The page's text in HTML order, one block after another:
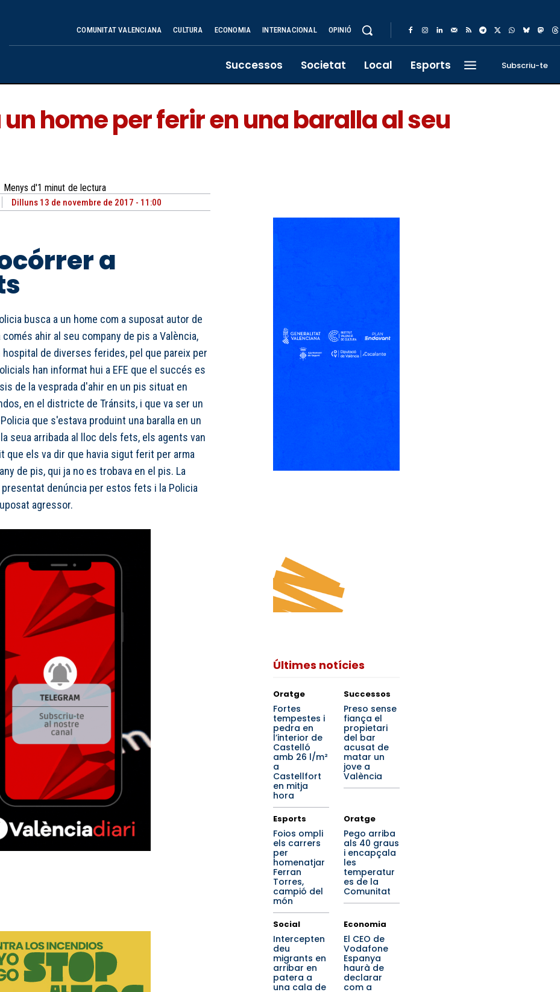
COMUNITAT VALENCIANA CULTURA ECONOMIA INTERNACIONAL OPINIÓ
Successos Societat Local Esports Subscriu-te
home per ferir en una baralla al seu
Menys d'1 minut de lectura
Dilluns 13 de novembre de 2017 - 11:00
a
busca a un home com a suposat autor de
ahir al seu company de pis a València,
hospital de diverses ferides, pel que pareix per
han informat hui a EFE que el succés es
de la vesprada d'ahir en un pis situat en
en el districte de Tránsits, i que va ser un
que s'estava produint una baralla en un
seua arribada al lloc dels fets, els agents van
que els va dir que havia sigut ferit per arma
de pis, qui ja no es trobava en el pis. La
denúncia per estos fets i la Policia
agressor.
Últimes notícies
Oratge
Fortes
tempestes i
pedra en
l’interior de
Castelló
amb 26 l/m²
a
Castellfort
en mitja
hora
Successos
Preso sense
fiança el
propietari
del bar
acusat de
matar un
jove a
València
Esports
Foios ompli
els carrers
per
homenatjar
Ferran
Torres,
campió del
món
Oratge
Pego arriba
als 40 graus
i encapçala
les
temperatur
es de la
Comunitat
Social
Intercepten
deu
migrants en
arribar en
patera a
una cala de
Economia
El CEO de
Vodafone
Espanya
haurà de
declarar
com a